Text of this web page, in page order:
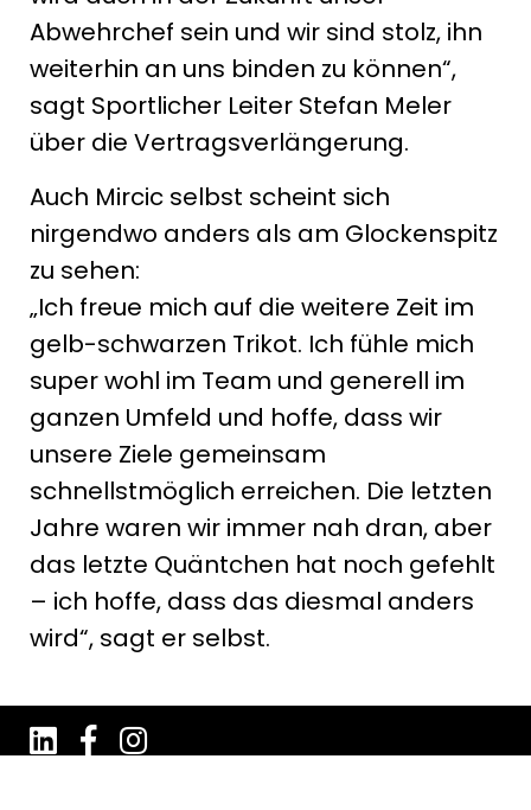
Abwehrchef sein und wir sind stolz, ihn
weiterhin an uns binden zu können“,
sagt Sportlicher Leiter Stefan Meler
über die Vertragsverlängerung.
Auch Mircic selbst scheint sich
nirgendwo anders als am Glockenspitz
zu sehen:
„Ich freue mich auf die weitere Zeit im
gelb-schwarzen Trikot. Ich fühle mich
super wohl im Team und generell im
ganzen Umfeld und hoffe, dass wir
unsere Ziele gemeinsam
schnellstmöglich erreichen. Die letzten
Jahre waren wir immer nah dran, aber
das letzte Quäntchen hat noch gefehlt
– ich hoffe, dass das diesmal anders
wird“, sagt er selbst.